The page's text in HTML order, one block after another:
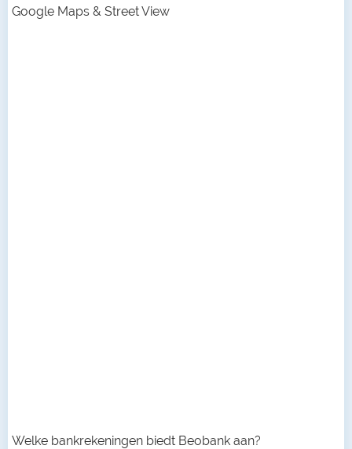
Google Maps & Street View
Welke bankrekeningen biedt Beobank aan?